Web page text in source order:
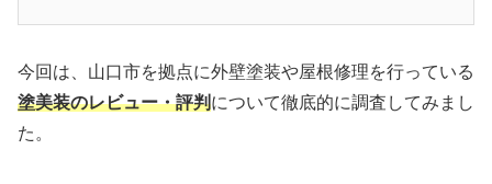
今回は、山口市を拠点に外壁塗装や屋根修理を行っている
塗美装のレビュー・評判について徹底的に調査してみまし
た。